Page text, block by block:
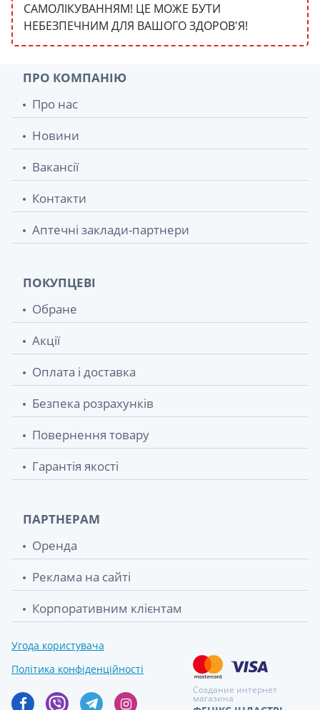
САМОЛІКУВАННЯМ! ЦЕ МОЖЕ БУТИ
НЕБЕЗПЕЧНИМ ДЛЯ ВАШОГО ЗДОРОВ'Я!
ПРО КОМПАНІЮ
Про нас
Новини
Вакансії
Контакти
Аптечні заклади-партнери
ПОКУПЦЕВІ
Обране
Акції
Оплата і доставка
Безпека розрахунків
Повернення товару
Гарантія якості
ПАРТНЕРАМ
Оренда
Реклама на сайті
Корпоративним клієнтам
Угода користувача
Політика конфіденційності
Создание интернет
магазина